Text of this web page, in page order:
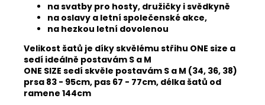
na svatby pro hosty, družičky i svědkyně
na oslavy a letní společenské akce,
na hezkou letní dovolenou
Velikost šatů je díky skvělému střihu ONE size a
sedí ideálně postavám S a M
ONE SIZE sedí skvěle postavám S a M (34, 36, 38)
prsa 83 - 95cm, pas 67 - 77cm, délka šatů od
ramene 144cm